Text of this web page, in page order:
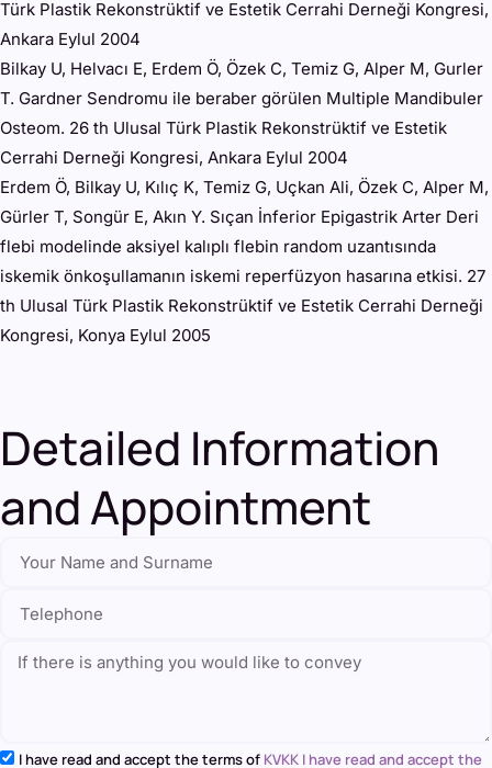
Türk Plastik Rekonstrüktif ve Estetik Cerrahi Derneği Kongresi,
Ankara Eylul 2004
Bilkay U, Helvacı E, Erdem Ö, Özek C, Temiz G, Alper M, Gurler
T. Gardner Sendromu ile beraber görülen Multiple Mandibuler
Osteom. 26 th Ulusal Türk Plastik Rekonstrüktif ve Estetik
Cerrahi Derneği Kongresi, Ankara Eylul 2004
Erdem Ö, Bilkay U, Kılıç K, Temiz G, Uçkan Ali, Özek C, Alper M,
Gürler T, Songür E, Akın Y. Sıçan İnferior Epigastrik Arter Deri
flebi modelinde aksiyel kalıplı flebin random uzantısında
iskemik önkoşullamanın iskemi reperfüzyon hasarına etkisi. 27
th Ulusal Türk Plastik Rekonstrüktif ve Estetik Cerrahi Derneği
Kongresi, Konya Eylul 2005
Detailed Information
and Appointment
I have read and accept the terms of KVKK I have read and accept the